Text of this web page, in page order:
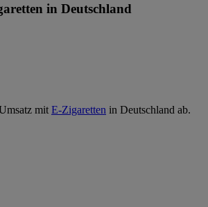
in Deutschland
mitE-Zigaretten in Deutschland ab.